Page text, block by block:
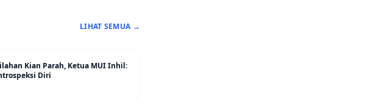
LIHAT SEMUA →
Kian Parah, Ketua MUI Inhil:
Diri